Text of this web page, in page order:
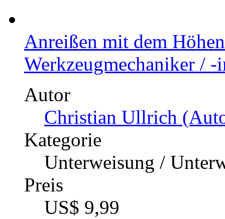
Anreißen mit dem
Werkzeugmechaniker / -
Autor
Christian Ullrich
Kategorie
Unterweisung /
Preis
US$ 9,99